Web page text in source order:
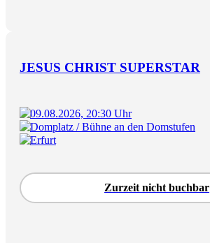
JESUS CHRIST SUPERSTAR
09.08.2026, 20:30 Uhr
Domplatz / Bühne an den Domstufen
Erfurt
Zurzeit nicht buchbar